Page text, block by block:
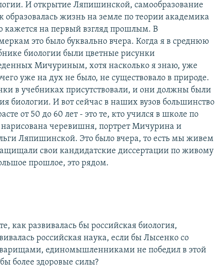
И открытие Ляпишинской, самообразование
образовалась жизнь на земле по теории академика
кажется на первый взгляд прошлым. В
это было буквально вчера. Когда я в среднюю
биологии были цветные рисунки
Мичуриным, хотя насколько я знаю, уже
уже на дух не было, не существовало в природе.
в учебниках присутствовали, и они должны были
биологии. И вот сейчас в наших вузов большинство
от 50 до 60 лет - это те, кто учился в школе по
черевишня, портрет Мичурина и
Ляпишинской. Это было вчера, то есть мы живем
свои кандидатские диссертации по живому
прошлое, это рядом.
как развивалась бы российская биология,
российская наука, если бы Лысенко со
единомышленниками не победил в этой
более здоровые силы?